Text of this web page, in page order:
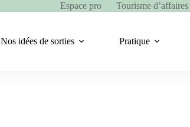
Espace pro Tourisme d’affaires
Nos idées de sorties Pratique